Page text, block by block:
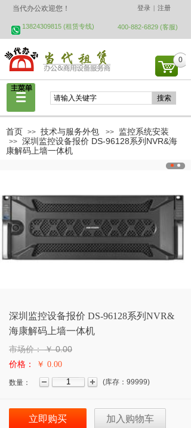
登录 | 注册
当代办公欢迎您！
13824309815 (租赁专线) 400-882-6829 (客服)
0
搜索
首页 >> 技术与服务外包 >> 监控系统安装
>> 深圳监控设备报价 DS-96128系列NVR&海
康解码上墙一体机
深圳监控设备报价 DS-96128系列NVR&
海康解码上墙一体机
市场价： ￥0.00
价格： ￥ 0.00
数量： (库存： 99999)
立即购买 加入购物车